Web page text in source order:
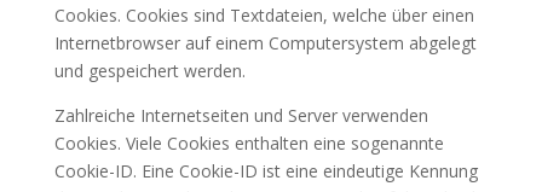
Cookies. Cookies sind Textdateien, welche über einen
Internetbrowser auf einem Computersystem abgelegt
und gespeichert werden.
Zahlreiche Internetseiten und Server verwenden
Cookies. Viele Cookies enthalten eine sogenannte
Cookie-ID. Eine Cookie-ID ist eine eindeutige Kennung